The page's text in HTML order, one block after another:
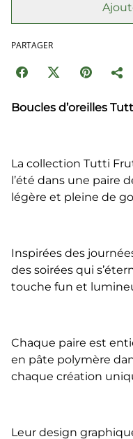
PARTAGER
Boucles d’oreilles
La collection Tutti
l’été dans une paire
légère et pleine de
Inspirées des
des soirées qui
touche fun et
Chaque paire est
en pâte polymère
chaque création
Leur design